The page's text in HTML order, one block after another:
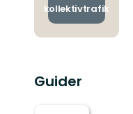
kollektivtrafik
Guider